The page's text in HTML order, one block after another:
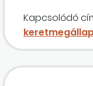
Kapcsolódó